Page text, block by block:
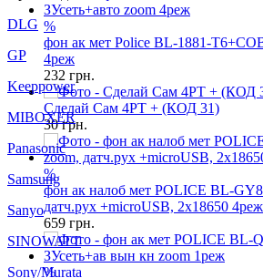
%
фон ак мет Police BL-1881-T6+COB
4реж
232грн.
Сделай Сам 4PT + (КОД 31)
30грн.
%
фон ак налоб мет POLICE BL-
датч.рух +microUSB, 2х18650 4реж
659грн.
Производители
Keeppower
MIBOXER
Panasonic
Samsung
Sanyo